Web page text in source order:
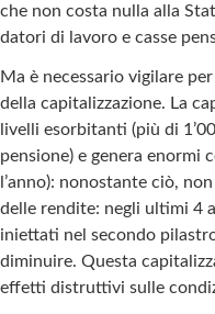
che non costa nulla alla
datori di lavoro e casse
Ma è necessario vigilare
della capitalizzazione. La
livelli esorbitanti (più di
pensione) e genera enormi
l’anno): nonostante ciò,
delle rendite: negli ultimi 4
iniettati nel secondo
diminuire. Questa
effetti distruttivi sulle